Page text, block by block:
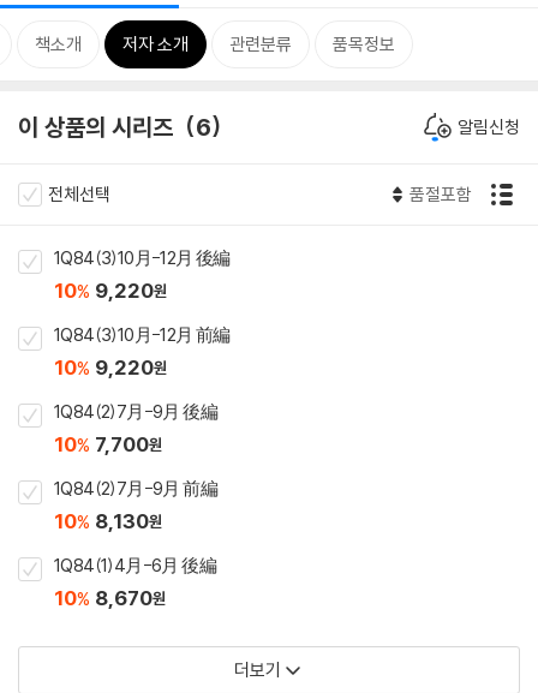
책소개 저자 소개 관련분류 품목정보
이 상품의 시리즈 6 알림신청
전체선택 품절포함
1Q84(3)10月-12月 後編
10% 9,220원
1Q84(3)10月-12月 前編
10% 9,220원
1Q84(2)7月-9月 後編
10% 7,700원
1Q84(2)7月-9月 前編
10% 8,130원
1Q84(1)4月-6月 後編
10% 8,670원
더보기